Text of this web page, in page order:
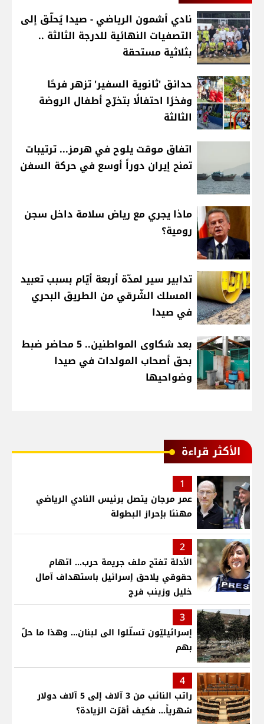
نادي أشمون الرياضي - صيدا يُحلّق إلى
التصفيات النهائية للدرجة الثالثة ..
بثلاثية مستحقة
حدائق 'ثانوية السفير' تزهر فرحًا
وفخرًا احتفالًا بتخرّج أطفال الروضة
الثالثة
اتفاق موقت يلوح في هرمز... ترتيبات
تمنح إيران دوراً أوسع في حركة السفن
ماذا يجري مع رياض سلامة داخل سجن
رومية؟
تدابير سير لمدّة أربعة أيّام بسبب تعبيد
المسلك الشّرقي من الطريق البحري
في صيدا
بعد شكاوى المواطنين.. 5 محاضر ضبط
بحق أصحاب المولدات في صيدا
وضواحيها
الأكثر قراءة
1
عمر مرجان يتصل برئيس النادي الرياضي
مهنئا بإحراز البطولة
2
الأدلة تفتح ملف جريمة حرب... اتهام
حقوقي يلاحق إسرائيل باستهداف آمال
خليل وزينب فرج
3
إسرائيليّون تسلّلوا الى لبنان... وهذا ما حلّ
بهم
4
راتب النائب من 3 آلاف إلى 5 آلاف دولار
شهرياً... فكيف أقرّت الزيادة؟